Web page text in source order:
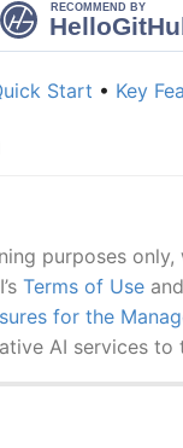
Start • Key
purposes
Terms of Useand
for the
AI services to